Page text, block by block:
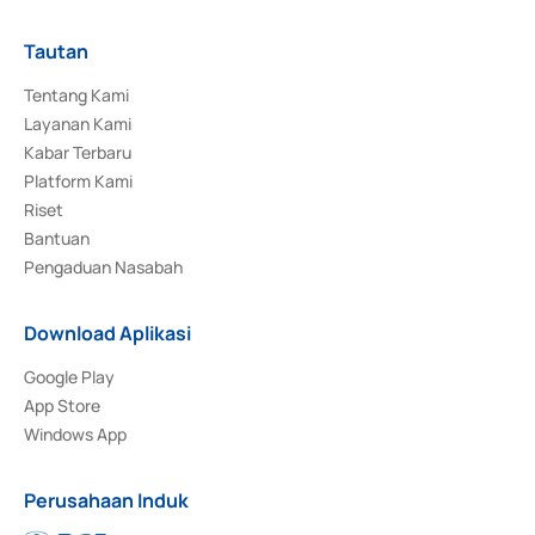
Tautan
Tentang Kami
Layanan Kami
Kabar Terbaru
Platform Kami
Riset
Bantuan
Pengaduan Nasabah
Download Aplikasi
Google Play
App Store
Windows App
Perusahaan Induk